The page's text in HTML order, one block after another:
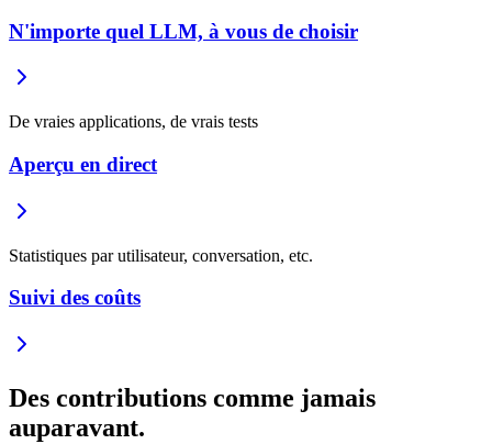
N'importe quel LLM, à vous de choisir
De vraies applications, de vrais tests
Aperçu en direct
Statistiques par utilisateur, conversation, etc.
Suivi des coûts
Des contributions comme jamais
auparavant.